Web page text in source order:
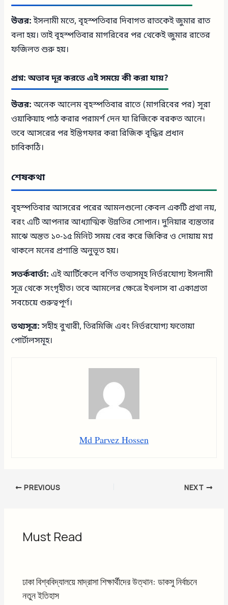
উত্তর:ইসলামী মতে, বৃহস্পতিবার দিবাগত রাতকেই জুমার রাত
বলা হয়। তাই বৃহস্পতিবার মাগরিবের পর থেকেই জুমার রাতের
ফজিলত শুরু হয়।
প্রশ্ন: অভাব দূর করতে এই সময়ে কী করা যায়?
উত্তর:অনেক আলেম বৃহস্পতিবার রাতে (মাগরিবের পর) সূরা
ওয়াকিয়াহ পাঠ করার পরামর্শ দেন যা রিজিকে বরকত আনে।
তবে আসরের পর ইস্তিগফার করা রিজিক বৃদ্ধির প্রধান
চাবিকাঠি।
শেষকথা
বৃহস্পতিবার আসরের পরের আমলগুলো কেবল একটি প্রথা নয়,
বরং এটি আপনার আধ্যাত্মিক উন্নতির সোপান। দুনিয়ার ব্যস্ততার
মাঝে অন্তত ১০-১৫ মিনিট সময় বের করে জিকির ও দোয়ায় মগ্ন
থাকলে মনের প্রশান্তি অনুভূত হয়।
সতর্কবার্তা: এই আর্টিকেলে বর্ণিত তথ্যসমূহ নির্ভরযোগ্য ইসলামী
সূত্র থেকে সংগৃহীত। তবে আমলের ক্ষেত্রে ইখলাস বা একাগ্রতা
সবচেয়ে গুরুত্বপূর্ণ।
তথ্যসূত্র:সহীহ বুখারী, তিরমিজি এবং নির্ভরযোগ্য ফতোয়া
পোর্টালসমূহ।
Md Parvez Hossen
PREVIOUS NEXT
Must Read
ঢাকা বিশ্ববিদ্যালয়ে মাদ্রাসা শিক্ষার্থীদের উত্থান: ডাকসু নির্বাচনে
নতুন ইতিহাস